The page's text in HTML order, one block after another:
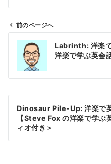
ビ
ン
前のページへ
Labrinth: 洋楽
洋楽で学ぶ英会
Dinosaur Pile-Up: 洋楽で
【Steve Fox の洋楽で学ぶ
ィオ付き＞